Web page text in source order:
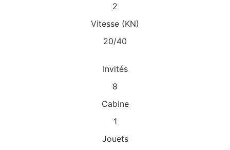
2
Vitesse (KN)
20/40
Invités
8
Cabine
1
Jouets